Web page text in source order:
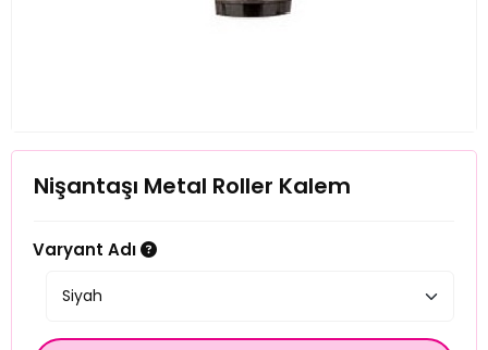
Nişantaşı Metal Roller Kalem
Varyant Adı